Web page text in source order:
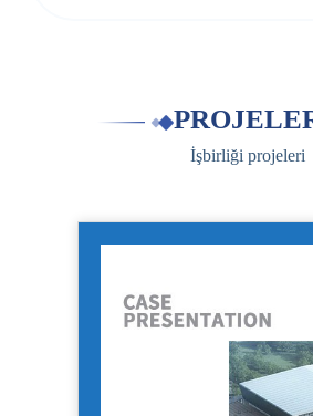
İşbirliği projeleri